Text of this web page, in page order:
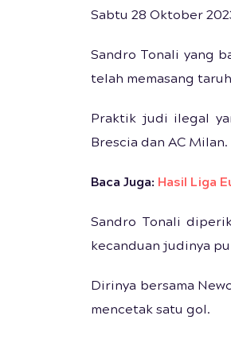
Sabtu 28 Oktober
Sandro Tonali yang
telah memasang
Praktik judi ilegal
Brescia dan AC Milan.
Baca Juga: Hasil Liga
Sandro Tonali
kecanduan judinya
Dirinya bersama
mencetak satu gol.